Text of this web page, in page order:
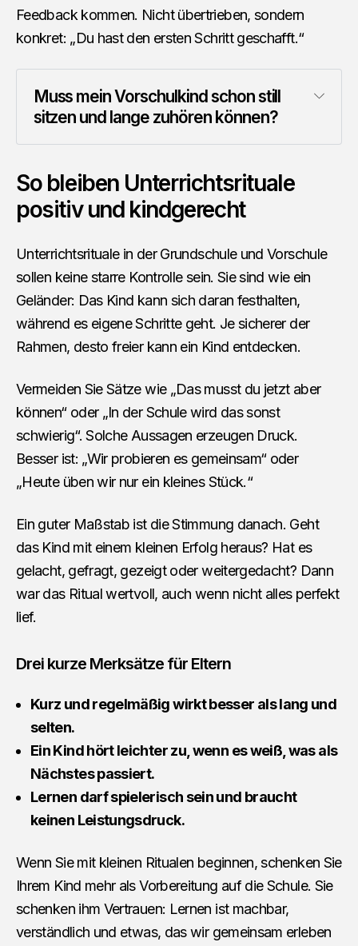
Feedback kommen. Nicht übertrieben, sondern
konkret: „Du hast den ersten Schritt geschafft.“
Muss mein Vorschulkind schon still
sitzen und lange zuhören können?
So bleiben Unterrichtsrituale
positiv und kindgerecht
Unterrichtsrituale in der Grundschule und Vorschule
sollen keine starre Kontrolle sein. Sie sind wie ein
Geländer: Das Kind kann sich daran festhalten,
während es eigene Schritte geht. Je sicherer der
Rahmen, desto freier kann ein Kind entdecken.
Vermeiden Sie Sätze wie „Das musst du jetzt aber
können“ oder „In der Schule wird das sonst
schwierig“. Solche Aussagen erzeugen Druck.
Besser ist: „Wir probieren es gemeinsam“ oder
„Heute üben wir nur ein kleines Stück.“
Ein guter Maßstab ist die Stimmung danach. Geht
das Kind mit einem kleinen Erfolg heraus? Hat es
gelacht, gefragt, gezeigt oder weitergedacht? Dann
war das Ritual wertvoll, auch wenn nicht alles perfekt
lief.
Drei kurze Merksätze für Eltern
Kurz und regelmäßig wirkt besser als lang und
selten.
Ein Kind hört leichter zu, wenn es weiß, was als
Nächstes passiert.
Lernen darf spielerisch sein und braucht
keinen Leistungsdruck.
Wenn Sie mit kleinen Ritualen beginnen, schenken Sie
Ihrem Kind mehr als Vorbereitung auf die Schule. Sie
schenken ihm Vertrauen: Lernen ist machbar,
verständlich und etwas, das wir gemeinsam erleben